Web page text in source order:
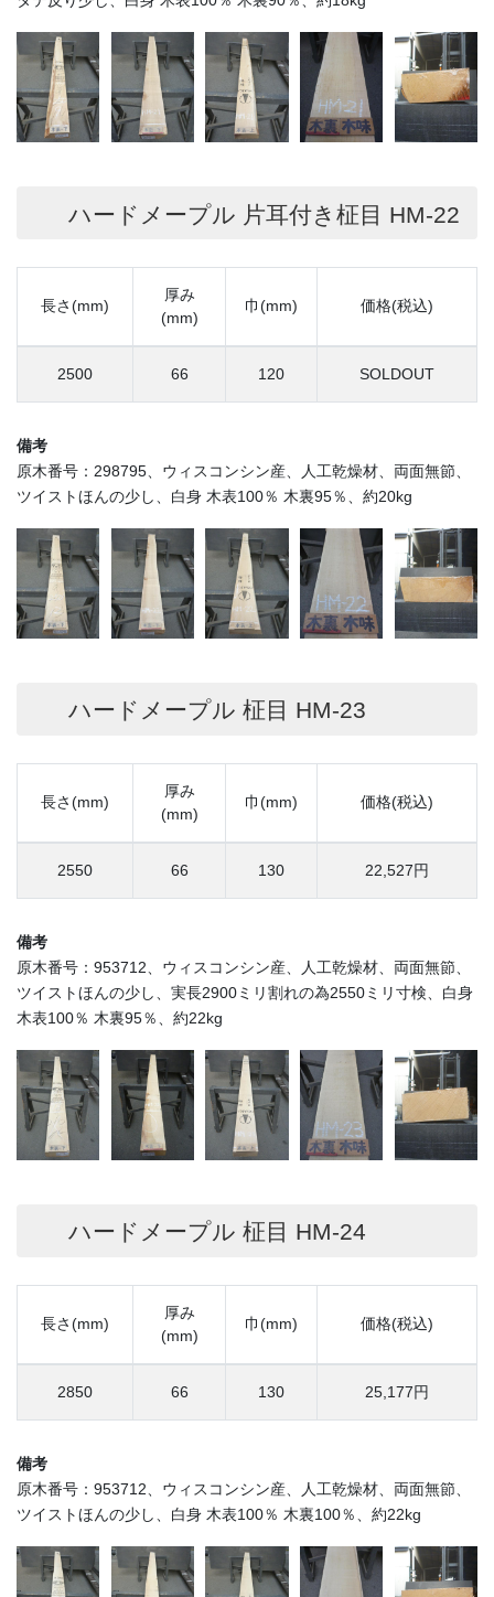
ハードメープル 片耳付き柾目 HM-22
長さ(mm)
厚み
(mm)
巾(mm) 価格(税込)
2500 66 120 SOLDOUT
備考
原木番号：298795、ウィスコンシン産、人工乾燥材、両面無節、
ツイストほんの少し、白身 木表100％ 木裏95％、約20kg
ハードメープル 柾目 HM-23
長さ(mm)
厚み
(mm)
巾(mm) 価格(税込)
2550 66 130 22,527円
備考
原木番号：953712、ウィスコンシン産、人工乾燥材、両面無節、
ツイストほんの少し、実長2900ミリ割れの為2550ミリ寸検、白身
木表100％ 木裏95％、約22kg
ハードメープル 柾目 HM-24
長さ(mm)
厚み
(mm)
巾(mm) 価格(税込)
2850 66 130 25,177円
備考
原木番号：953712、ウィスコンシン産、人工乾燥材、両面無節、
ツイストほんの少し、白身 木表100％ 木裏100％、約22kg